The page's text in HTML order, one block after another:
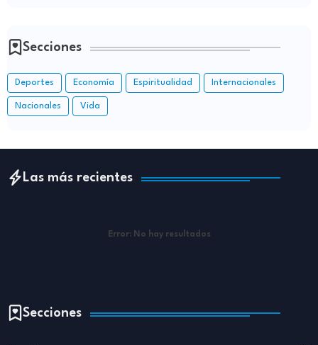
Secciones
Deportes Economía Espiritualidad Internacionales
Nacionales Vida
Las más recientes
Error: No hay resultados
Secciones